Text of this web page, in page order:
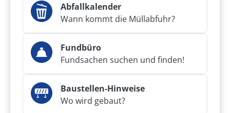
Abfallkalender
Wann kommt die Müllabfuhr?
Fundbüro
Fundsachen suchen und finden!
Baustellen-Hinweise
Wo wird gebaut?